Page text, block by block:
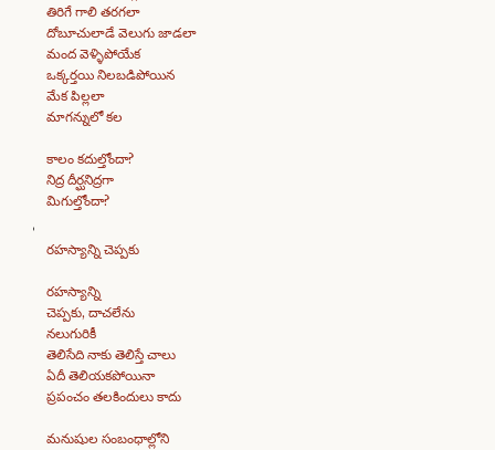
తిరిగే గాలి తరగలా
దోబూచులాడే వెలుగు జాడలా
మంద వెళ్ళిపోయేక
ఒక్కర్తయి నిలబడిపోయిన
మేక పిల్లలా
మాగన్నులో కల
కాలం కదుల్తోందా?
నిద్ర దీర్ఘనిద్రగా
మిగుల్తోందా?
రహస్యాన్ని చెప్పకు
రహస్యాన్ని
చెప్పకు, దాచలేను
నలుగురికీ
తెలిసేది నాకు తెలిస్తే చాలు
ఏదీ తెలియకపోయినా
ప్రపంచం తలకిందులు కాదు
మనుషుల సంబంధాల్లోని